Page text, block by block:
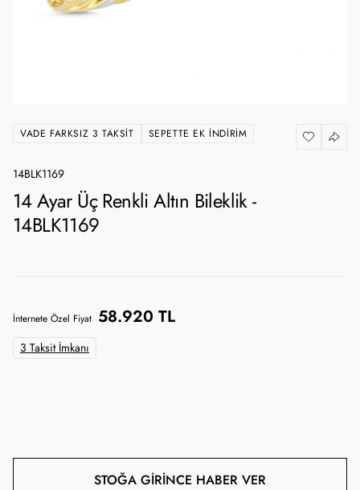
VADE FARKSIZ 3 TAKSIT SEPETTE EK İNDIRIM
14BLK1169
14 Ayar Üç Renkli Altın Bileklik -
14BLK1169
İnternete Özel Fiyat 58.920 TL
3 Taksit İmkanı
STOĞA GIRINCE HABER VER